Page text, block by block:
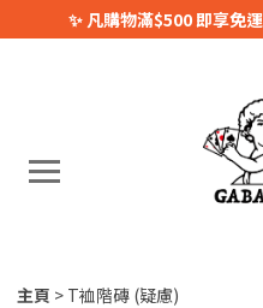
✨ 凡購物滿$500 即享免
主頁 T裇階磚 (疑慮)